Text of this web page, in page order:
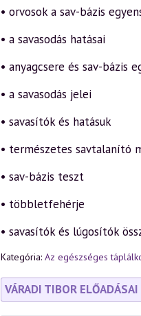
rész
mennyiség
• orvosok a sav-bázis
• a savasodás hatásai
• anyagcsere és sav-bázis
• a savasodás jelei
• savasítók és hatásuk
• természetes savtalanító
• sav-bázis teszt
• többletfehérje
• savasítók és lúgosítók
Kategória: Az egészséges
VÁRADI TIBOR